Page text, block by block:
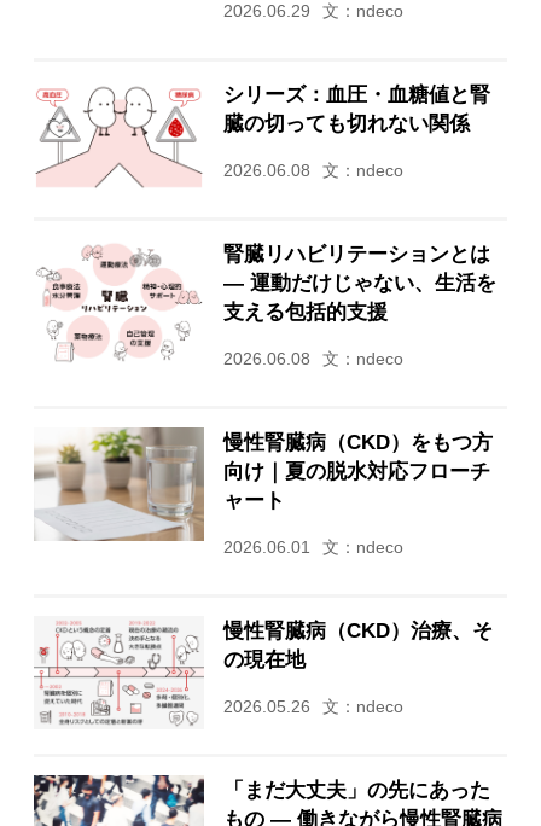
2026.06.29 文：ndeco
シリーズ：血圧・血糖値と腎
臓の切っても切れない関係
2026.06.08 文：ndeco
腎臓リハビリテーションとは
— 運動だけじゃない、生活を
支える包括的支援
2026.06.08 文：ndeco
慢性腎臓病（CKD）をもつ方
向け｜夏の脱水対応フローチ
ャート
2026.06.01 文：ndeco
慢性腎臓病（CKD）治療、そ
の現在地
2026.05.26 文：ndeco
「まだ大丈夫」の先にあった
もの ― 働きながら慢性腎臓病